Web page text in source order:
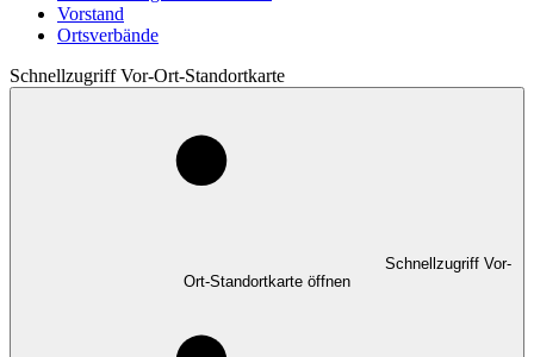
Vorstand
Ortsverbände
Schnellzugriff Vor-Ort-Standortkarte
Schnellzugriff Vor-
Ort-Standortkarte öffnen